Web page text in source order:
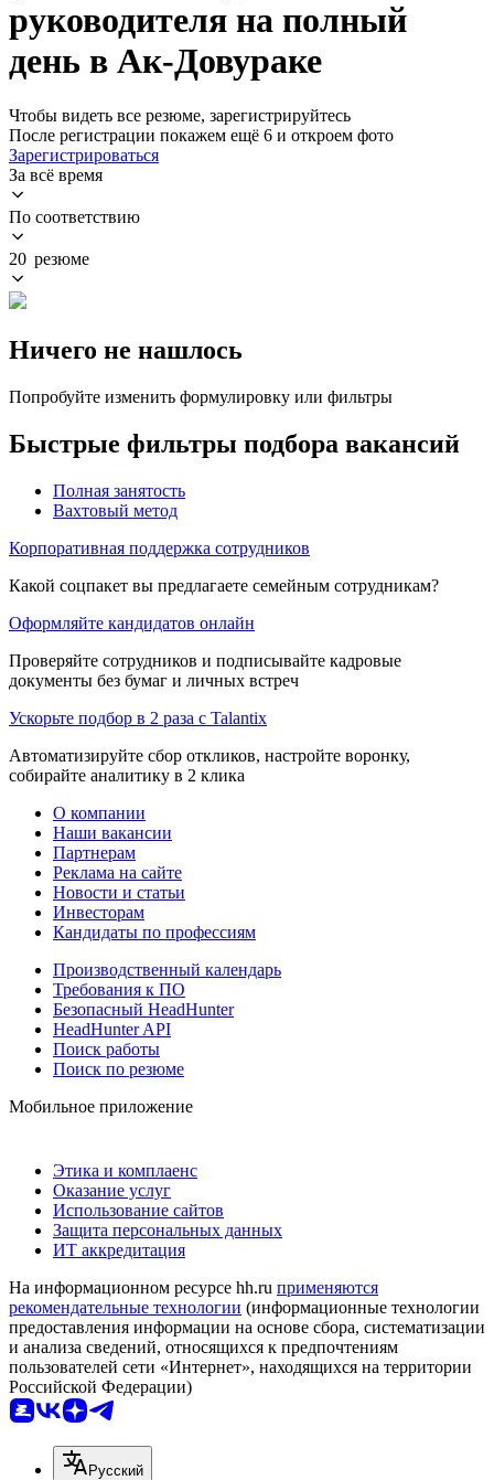
руководителя на полный
день в Ак-Довураке
Чтобы видеть все резюме, зарегистрируйтесь
После регистрации покажем ещё 6 и откроем фото
Зарегистрироваться
За всё время
По соответствию
20 резюме
Ничего не нашлось
Попробуйте изменить формулировку или фильтры
Быстрые фильтры подбора вакансий
Полная занятость
Вахтовый метод
Корпоративная поддержка сотрудников
Какой соцпакет вы предлагаете семейным сотрудникам?
Оформляйте кандидатов онлайн
Проверяйте сотрудников и подписывайте кадровые
документы без бумаг и личных встреч
Ускорьте подбор в 2 раза с Talantix
Автоматизируйте сбор откликов, настройте воронку,
собирайте аналитику в 2 клика
О компании
Наши вакансии
Партнерам
Реклама на сайте
Новости и статьи
Инвесторам
Кандидаты по профессиям
Производственный календарь
Требования к ПО
Безопасный HeadHunter
HeadHunter API
Поиск работы
Поиск по резюме
Мобильное приложение
Этика и комплаенс
Оказание услуг
Использование сайтов
Защита персональных данных
ИТ аккредитация
На информационном ресурсе hh.ru применяются
рекомендательные технологии (информационные технологии
предоставления информации на основе сбора, систематизации
и анализа сведений, относящихся к предпочтениям
пользователей сети «Интернет», находящихся на территории
Российской Федерации)
Русский